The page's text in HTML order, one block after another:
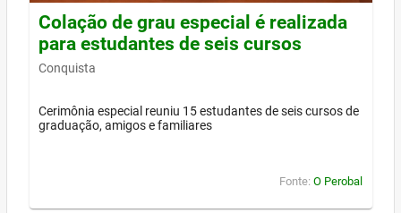
Colação de grau especial é realizada
para estudantes de seis cursos
Conquista
Cerimônia especial reuniu 15 estudantes de seis cursos de
graduação, amigos e familiares
Fonte: O Perobal